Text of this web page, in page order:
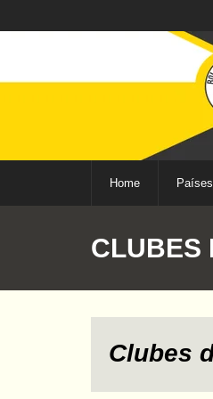
Home Países
CLUBES
Clubes